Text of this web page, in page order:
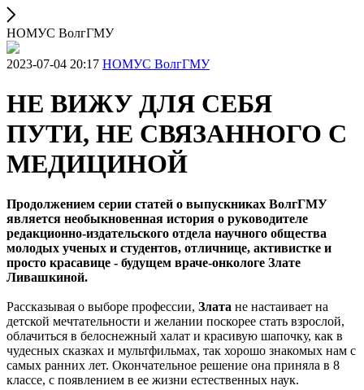
НОМУС ВолгГМУ
2023-07-04 20:17 НОМУС ВолгГМУ
НЕ ВИЖУ ДЛЯ СЕБЯ
ПУТИ, НЕ СВЯЗАННОГО С
МЕДИЦИНОЙ
Продолжением серии статей о выпускниках ВолгГМУ
является необыкновенная история о руководителе
редакционно-издательского отдела научного общества
молодых ученых и студентов, отличнице, активистке и
просто красавице - будущем враче-онкологе Злате
Ливашкиной.
Рассказывая о выборе профессии, Злата не настаивает на
детской мечтательности и желании поскорее стать взрослой,
облачиться в белоснежный халат и красивую шапочку, как в
чудесных сказках и мультфильмах, так хорошо знакомых нам с
самых ранних лет. Окончательное решение она приняла в 8
классе, с появлением в ее жизни естественных наук.